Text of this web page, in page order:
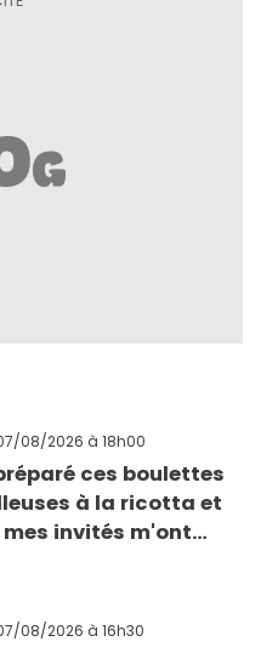
08/2026 à 18h00
ces boulettes
à la ricotta et
invités m'ont
08/2026 à 16h30